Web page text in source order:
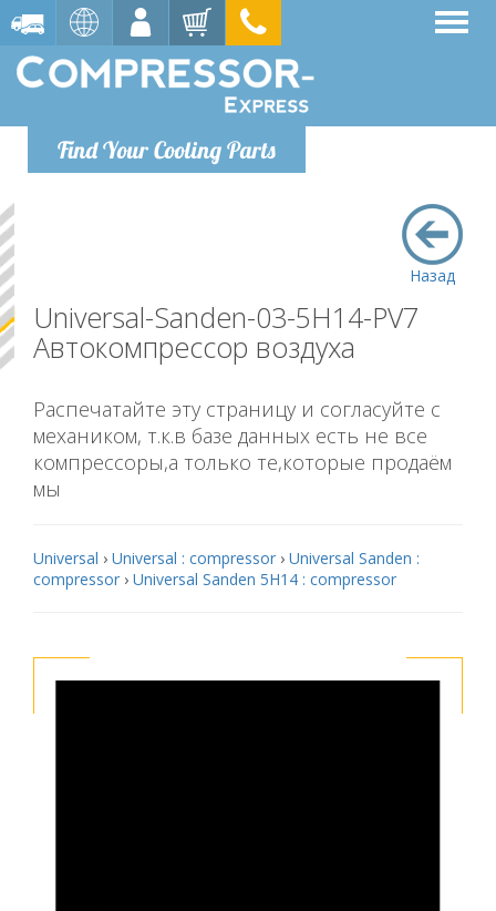
Find Your Cooling Parts
Назад
Universal-Sanden-03-5H14-PV7
Автокомпрессор воздуха
Распечатайте эту страницу и согласуйте с
механиком, т.к.в базе данных есть не все
компрессоры,а только те,которые продаём
мы
Universal › Universal : compressor › Universal Sanden :
compressor › Universal Sanden 5H14 : compressor